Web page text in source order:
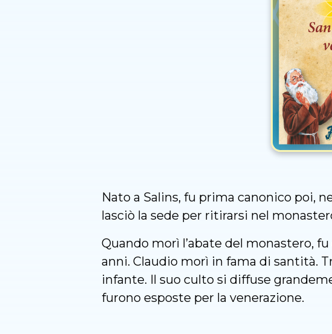
Nato a Salins, fu prima canonico poi,
lasciò la sede per ritirarsi nel
Quando morì l’abate del monastero,
anni. Claudio morì in fama di santità.
infante. Il suo culto si diffuse
furono esposte per la venerazione.